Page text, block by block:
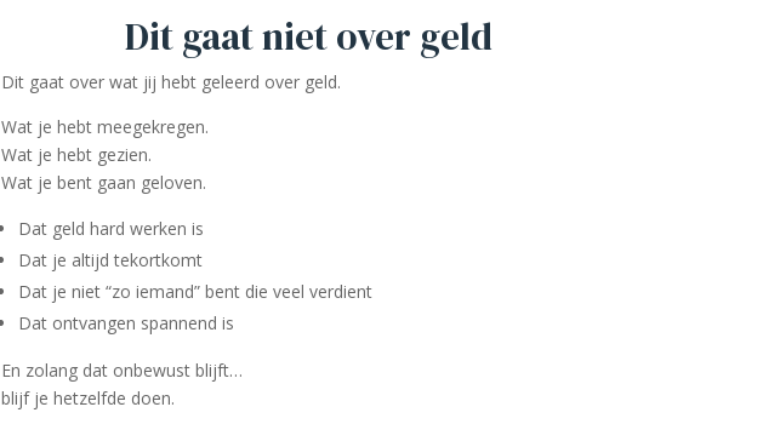
Dit gaat niet over geld
Dit gaat over wat jij hebt geleerd over geld.
Wat je hebt meegekregen.
Wat je hebt gezien.
Wat je bent gaan geloven.
Dat geld hard werken is
Dat je altijd tekortkomt
Dat je niet “zo iemand” bent die veel verdient
Dat ontvangen spannend is
En zolang dat onbewust blijft…
blijf je hetzelfde doen.